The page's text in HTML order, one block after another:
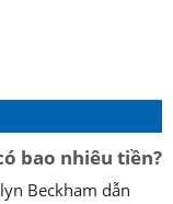
bao nhiêu tiền?
Beckham dẫn